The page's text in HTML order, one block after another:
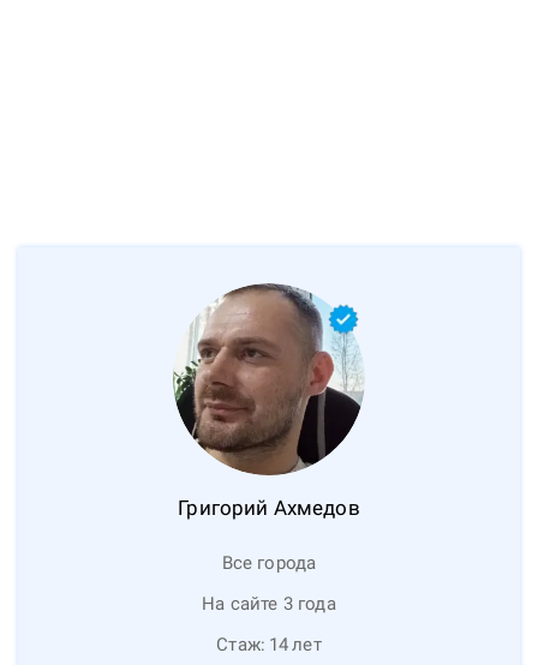
Григорий Ахмедов
Все города
На сайте 3 года
Стаж: 14лет